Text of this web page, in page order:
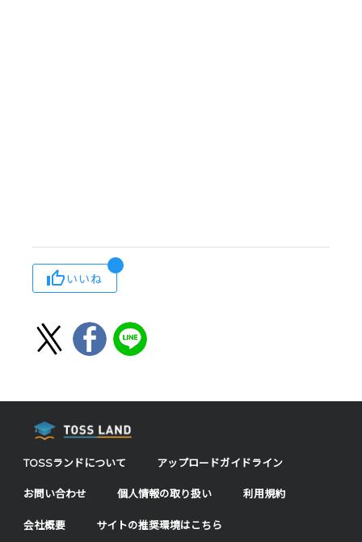
いいね
TOSSランドについて アップロードガイドライン
お問い合わせ 個人情報の取り扱い 利用規約
会社概要 サイトの推奨環境はこちら